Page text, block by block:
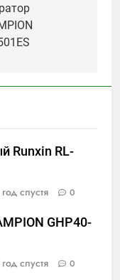
Runxin RL-
спустя 0
GHP40-
спустя 0